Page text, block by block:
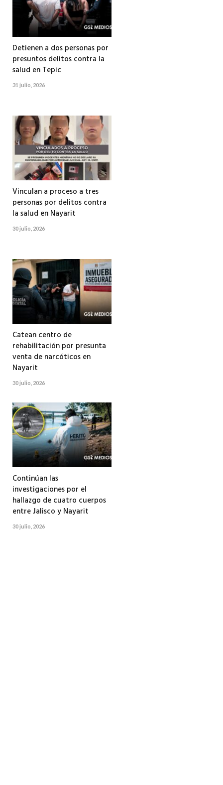
Detienen a dos personas por
presuntos delitos contra la
salud en Tepic
31 julio, 2026
Vinculan a proceso a tres
personas por delitos contra
la salud en Nayarit
30 julio, 2026
Catean centro de
rehabilitación por presunta
venta de narcóticos en
Nayarit
30 julio, 2026
Continúan las
investigaciones por el
hallazgo de cuatro cuerpos
entre Jalisco y Nayarit
30 julio, 2026